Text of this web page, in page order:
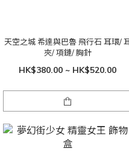
天空之城 希達與巴魯 飛行石 耳環/
夾/ 項鏈/ 胸針
HK$380.00 ~ HK$520.00